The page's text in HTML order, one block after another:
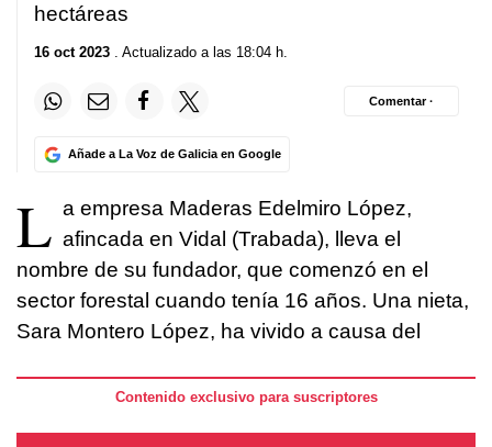
hectáreas
16 oct 2023 . Actualizado a las 18:04 h.
Añade a La Voz de Galicia en Google
Comentar ·
L a empresa Maderas Edelmiro López,
afincada en Vidal (Trabada), lleva el
nombre de su fundador, que comenzó en el
sector forestal cuando tenía 16 años. Una nieta,
Sara Montero López, ha vivido a causa del
Contenido exclusivo para suscriptores